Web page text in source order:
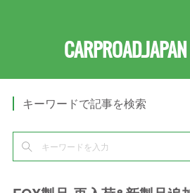
キーワードで記事を検索